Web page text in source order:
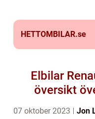
HETTOMBILAR.se
Elbilar
översikt
07 oktober 2023 Jon